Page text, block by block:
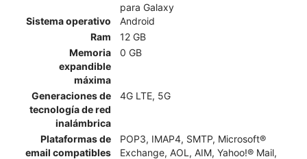
para Galaxy
Sistema operativo
Android
Ram
12 GB
Memoria
expandible
máxima
0 GB
Generaciones de
tecnología de red
inalámbrica
4G LTE, 5G
Plataformas de
email compatibles
POP3, IMAP4, SMTP, Microsoft®
Exchange, AOL, AIM, Yahoo!® Mail,